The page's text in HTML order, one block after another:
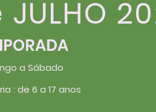
JULHO
a Sábado
: de 6 a 17 anos